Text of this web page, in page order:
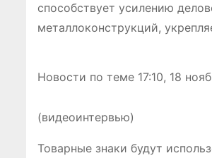
способствует усилению
металлоконструкций,
Новости по теме 17:10, 18
(видеоинтервью)
Товарные знаки будут